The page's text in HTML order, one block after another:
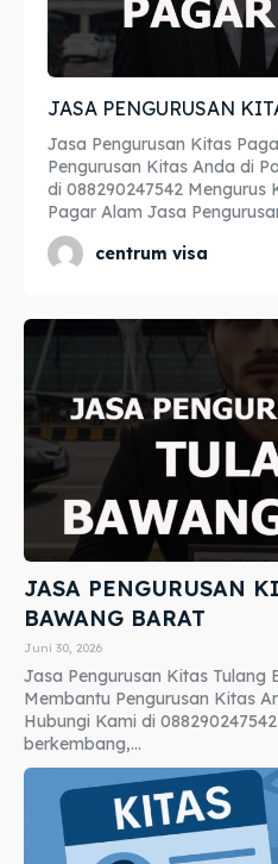
Penerjemah
Asuransi
Blog
Penerjemah
Asuransi
Blog
JASA PENGURUSAN
Jasa Pengurusan Kitas
Pengurusan Kitas Anda di
di 088290247542 Mengurus
Pagar Alam Jasa
centrum visa
JASA PENGURUSAN
BAWANG BARAT
Juni 30, 2026
Jasa Pengurusan Kitas Tulang
Membantu Pengurusan Kitas
Hubungi Kami di
berkembang,...